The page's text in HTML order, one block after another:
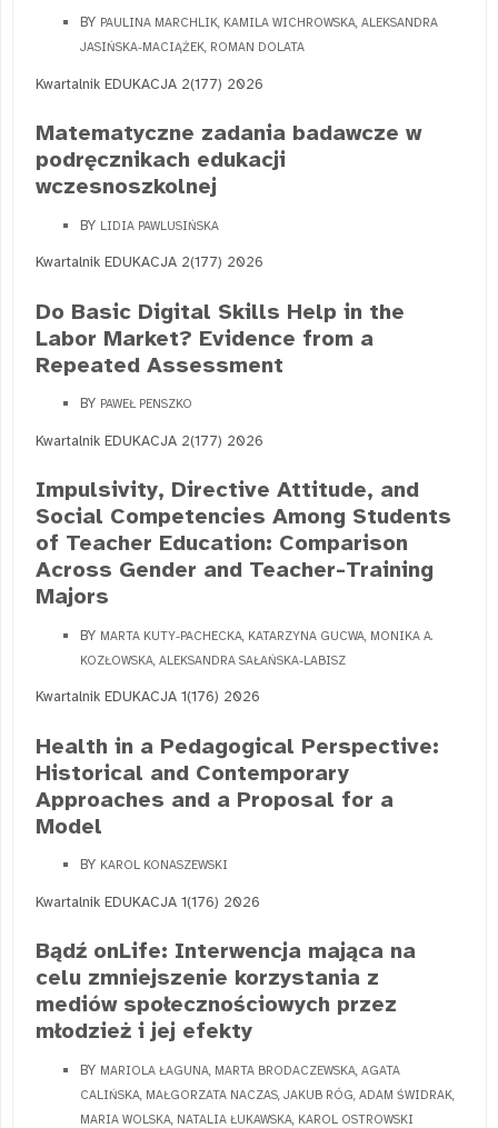
BY PAULINA MARCHLIK, KAMILA WICHROWSKA, ALEKSANDRA
JASIŃSKA-MACIĄŻEK, ROMAN DOLATA
Kwartalnik EDUKACJA 2(177) 2026
Matematyczne zadania badawcze w
podręcznikach edukacji
wczesnoszkolnej
BY LIDIA PAWLUSIŃSKA
Kwartalnik EDUKACJA 2(177) 2026
Do Basic Digital Skills Help in the
Labor Market? Evidence from a
Repeated Assessment
BY PAWEŁ PENSZKO
Kwartalnik EDUKACJA 2(177) 2026
Impulsivity, Directive Attitude, and
Social Competencies Among Students
of Teacher Education: Comparison
Across Gender and Teacher-Training
Majors
BY MARTA KUTY-PACHECKA, KATARZYNA GUCWA, MONIKA A.
KOZŁOWSKA, ALEKSANDRA SAŁAŃSKA-LABISZ
Kwartalnik EDUKACJA 1(176) 2026
Health in a Pedagogical Perspective:
Historical and Contemporary
Approaches and a Proposal for a
Model
BY KAROL KONASZEWSKI
Kwartalnik EDUKACJA 1(176) 2026
Bądź onLife: Interwencja mająca na
celu zmniejszenie korzystania z
mediów społecznościowych przez
młodzież i jej efekty
BY MARIOLA ŁAGUNA, MARTA BRODACZEWSKA, AGATA
CALIŃSKA, MAŁGORZATA NACZAS, JAKUB RÓG, ADAM ŚWIDRAK,
MARIA WOLSKA, NATALIA ŁUKAWSKA, KAROL OSTROWSKI